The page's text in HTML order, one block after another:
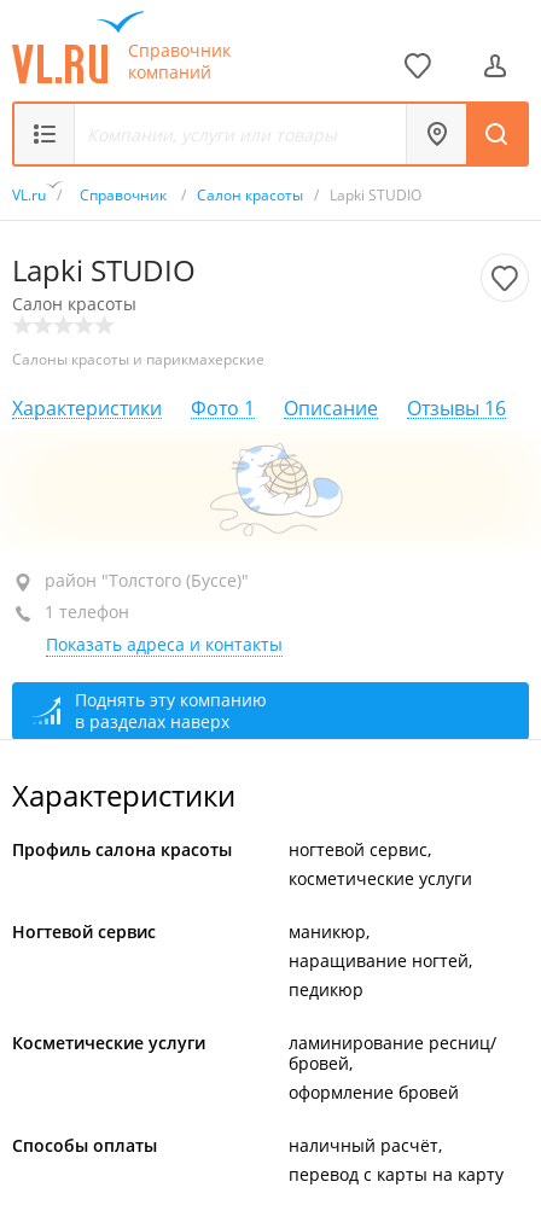
Справочник
компаний
VL.ru / Справочник / Салон красоты / Lapki STUDIO
Lapki STUDIO
Салон красоты
Салоны красоты и парикмахерские
Характеристики Фото 1 Описание Отзывы 16
район "Толстого (Буссе)", ул. Толстого, 41В
ТЦ "Толстого"
+7 908 983-38-88
открыто: 10:00–21:00
район "Толстого (Буссе)"
1 телефон
Показать адреса и контакты
Поднять эту компанию
в разделах наверх
Характеристики
Профиль салона красоты
ногтевой сервис
косметические услуги
Ногтевой сервис
маникюр
наращивание ногтей
педикюр
Косметические услуги
ламинирование ресниц/
бровей
оформление бровей
Способы оплаты
наличный расчёт
перевод с карты на карту